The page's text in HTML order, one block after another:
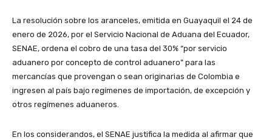
La resolución sobre los aranceles, emitida en Guayaquil el 24 de
enero de 2026, por el Servicio Nacional de Aduana del Ecuador,
SENAE, ordena el cobro de una tasa del 30% “por servicio
aduanero por concepto de control aduanero” para las
mercancías que provengan o sean originarias de Colombia e
ingresen al país bajo regímenes de importación, de excepción y
otros regímenes aduaneros.
En los considerandos, el SENAE justifica la medida al afirmar que